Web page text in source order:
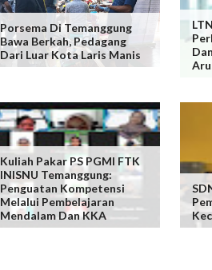
Porsema Di Temanggung
Bawa Berkah, Pedagang
Dari Luar Kota Laris Manis
Kuliah Pakar PS PGMI FTK
INISNU Temanggung:
Penguatan Kompetensi
Melalui Pembelajaran
Mendalam Dan KKA